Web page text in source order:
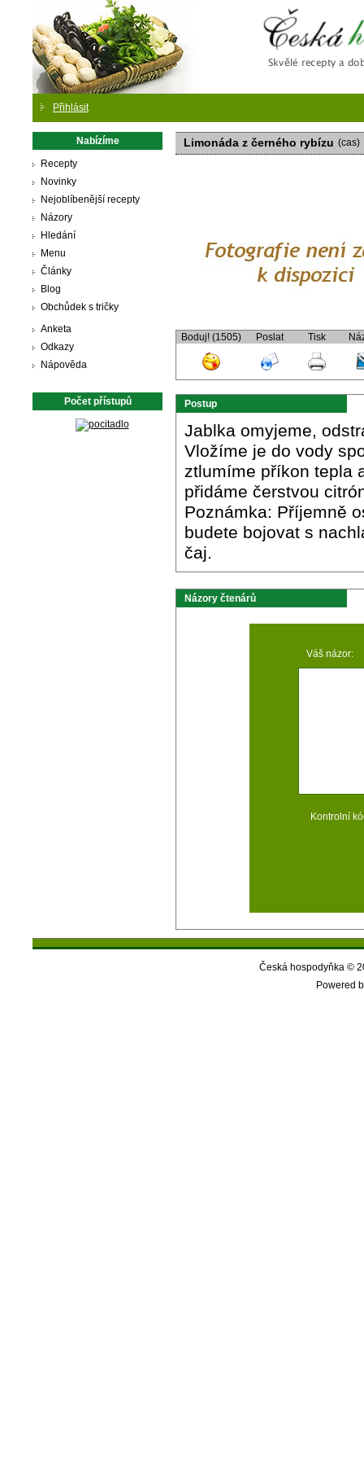
Přihlásit
Nabízíme
Recepty
Novinky
Nejoblíbenější recepty
Názory
Hledání
Menu
Články
Blog
Obchůdek s tričky
Anketa
Odkazy
Nápověda
Počet přístupů
Limonáda z černého rybízu (cas)
Boduj! (1505) Poslat Tisk
Postup
Jablka omyjeme,
Vložíme je do vody
ztlumíme příkon tepla
přidáme čerstvou
Poznámka: Příjemně
budete bojovat s
čaj.
Názory čtenárů
Váš názor:
Kontrolní
Česká hospodyňka ©
Powered